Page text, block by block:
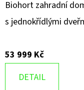
Biohort zahradní
s jednokřídlými
53 999 Kč
DETAIL